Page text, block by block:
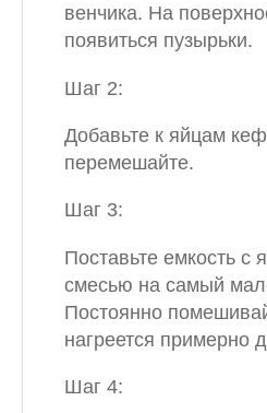
венчика. На
появиться пузырьки.
Шаг 2:
Добавьте к яйцам
перемешайте.
Шаг 3:
Поставьте емкость с
смесью на самый
Постоянно
нагреется примерно
Шаг 4: